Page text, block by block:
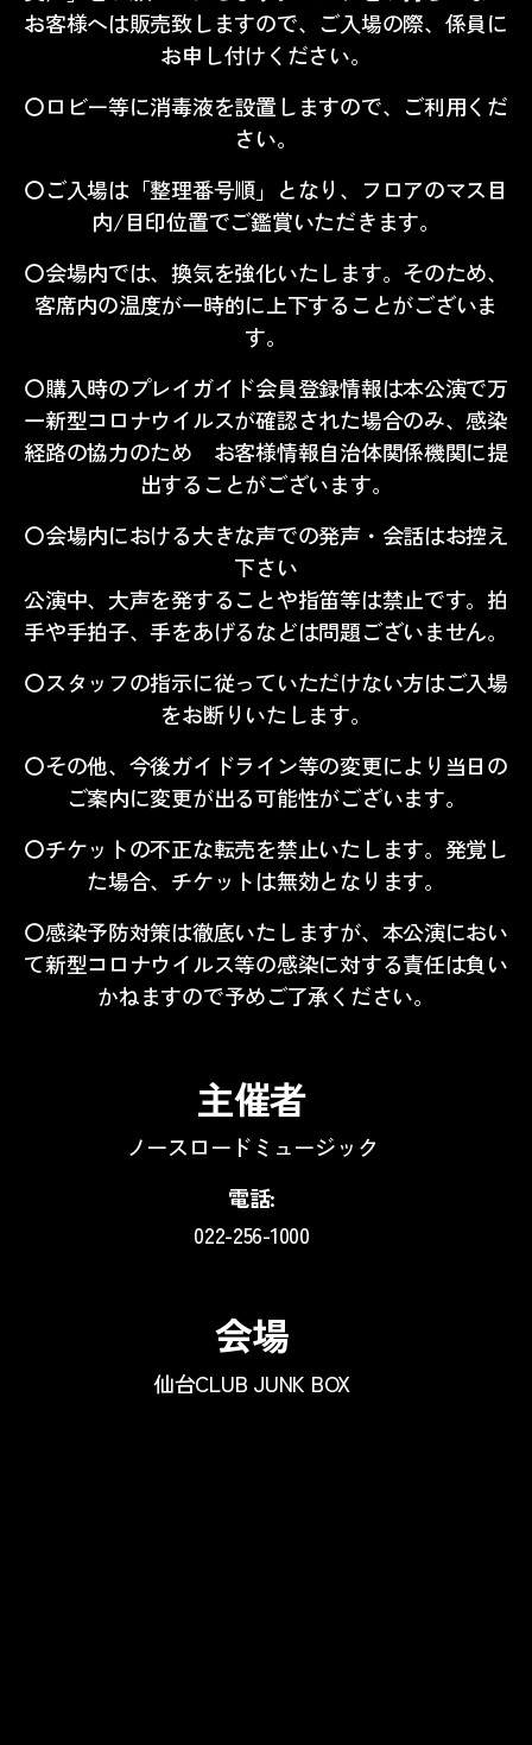
お客様へは販売致しますので、ご入場の際、係員に
お申し付けください。
〇ロビー等に消毒液を設置しますので、ご利用くだ
さい。
〇ご入場は「整理番号順」となり、フロアのマス目
内/目印位置でご鑑賞いただきます。
〇会場内では、換気を強化いたします。そのため、
客席内の温度が一時的に上下することがございま
す。
〇購入時のプレイガイド会員登録情報は本公演で万
一新型コロナウイルスが確認された場合のみ、感染
経路の協力のため お客様情報自治体関係機関に提
出することがございます。
〇会場内における大きな声での発声・会話はお控え
下さい
公演中、大声を発することや指笛等は禁止です。拍
手や手拍子、手をあげるなどは問題ございません。
〇スタッフの指示に従っていただけない方はご入場
をお断りいたします。
〇その他、今後ガイドライン等の変更により当日の
ご案内に変更が出る可能性がございます。
〇チケットの不正な転売を禁止いたします。発覚し
た場合、チケットは無効となります。
〇感染予防対策は徹底いたしますが、本公演におい
て新型コロナウイルス等の感染に対する責任は負い
かねますので予めご了承ください。
主催者
ノースロードミュージック
電話:
022-256-1000
会場
仙台CLUB JUNK BOX